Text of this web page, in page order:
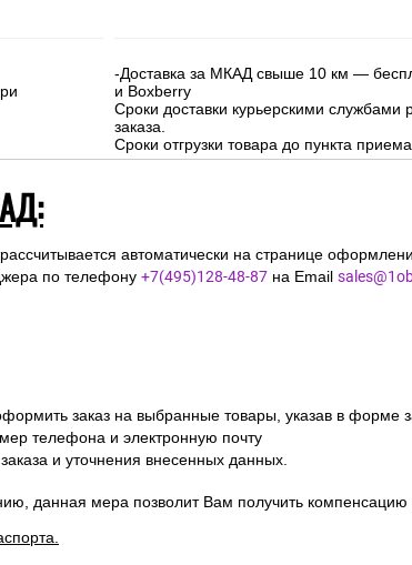
-Доставка за МКАД свыше 10 км —
и Boxberry
Сроки доставки курьерскими
заказа.
Сроки отгрузки товара до пункта
автоматически на странице
по телефону +7(495)128-48-87 на Email
заказ на выбранные товары, указав в форме
телефона и электронную почту
и уточнения внесенных данных.
данная мера позволит Вам получить